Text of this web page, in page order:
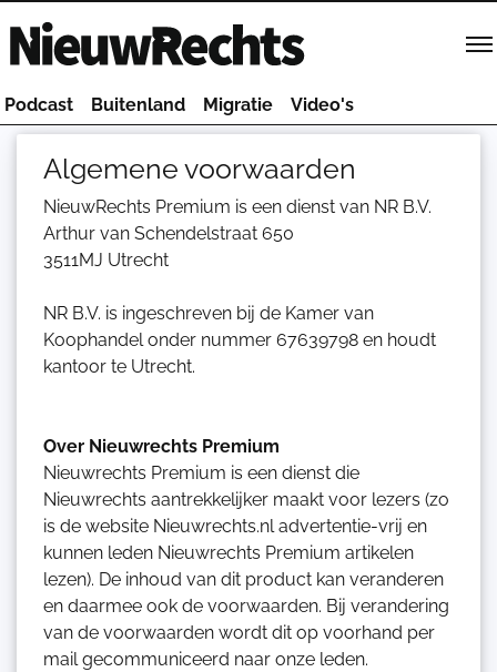
Homepage van NieuwRechts
Podcast Buitenland Migratie Video's
Algemene voorwaarden
NieuwRechts Premium is een dienst van NR B.V.
Arthur van Schendelstraat 650
3511MJ Utrecht
NR B.V. is ingeschreven bij de Kamer van
Koophandel onder nummer 67639798 en houdt
kantoor te Utrecht.
Over Nieuwrechts Premium
Nieuwrechts Premium is een dienst die
Nieuwrechts aantrekkelijker maakt voor lezers (zo
is de website Nieuwrechts.nl advertentie-vrij en
kunnen leden Nieuwrechts Premium artikelen
lezen). De inhoud van dit product kan veranderen
en daarmee ook de voorwaarden. Bij verandering
van de voorwaarden wordt dit op voorhand per
mail gecommuniceerd naar onze leden.